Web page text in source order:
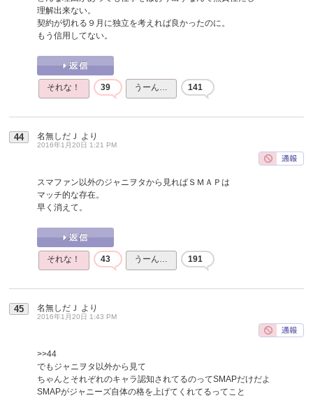
理解出来ない。
契約が切れる９月に独立を考えれば良かったのに。
もう信用してない。
それな！ 39 うーん… 141
44 名無しだＪ より
2016年1月20日 1:21 PM
スマファン以外のジャニヲタから見ればＳＭＡＰは
マッチ的な存在。
早く消えて。
それな！ 43 うーん… 191
45 名無しだＪ より
2016年1月20日 1:43 PM
>>44
でもジャニヲタ以外から見て
ちゃんとそれぞれのキャラ認知されてるのってSMAPだけだよ
SMAPがジャニーズ自体の格を上げてくれてるってこと